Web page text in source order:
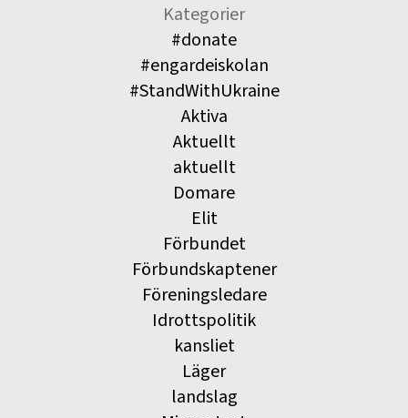
Kategorier
#donate
#engardeiskolan
#StandWithUkraine
Aktiva
Aktuellt
aktuellt
Domare
Elit
Förbundet
Förbundskaptener
Föreningsledare
Idrottspolitik
kansliet
Läger
landslag